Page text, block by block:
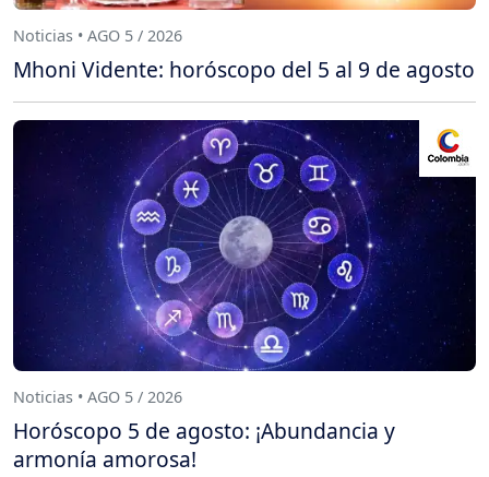
Noticias • AGO 5 / 2026
Mhoni Vidente: horóscopo del 5 al 9 de agosto
Noticias • AGO 5 / 2026
Horóscopo 5 de agosto: ¡Abundancia y
armonía amorosa!